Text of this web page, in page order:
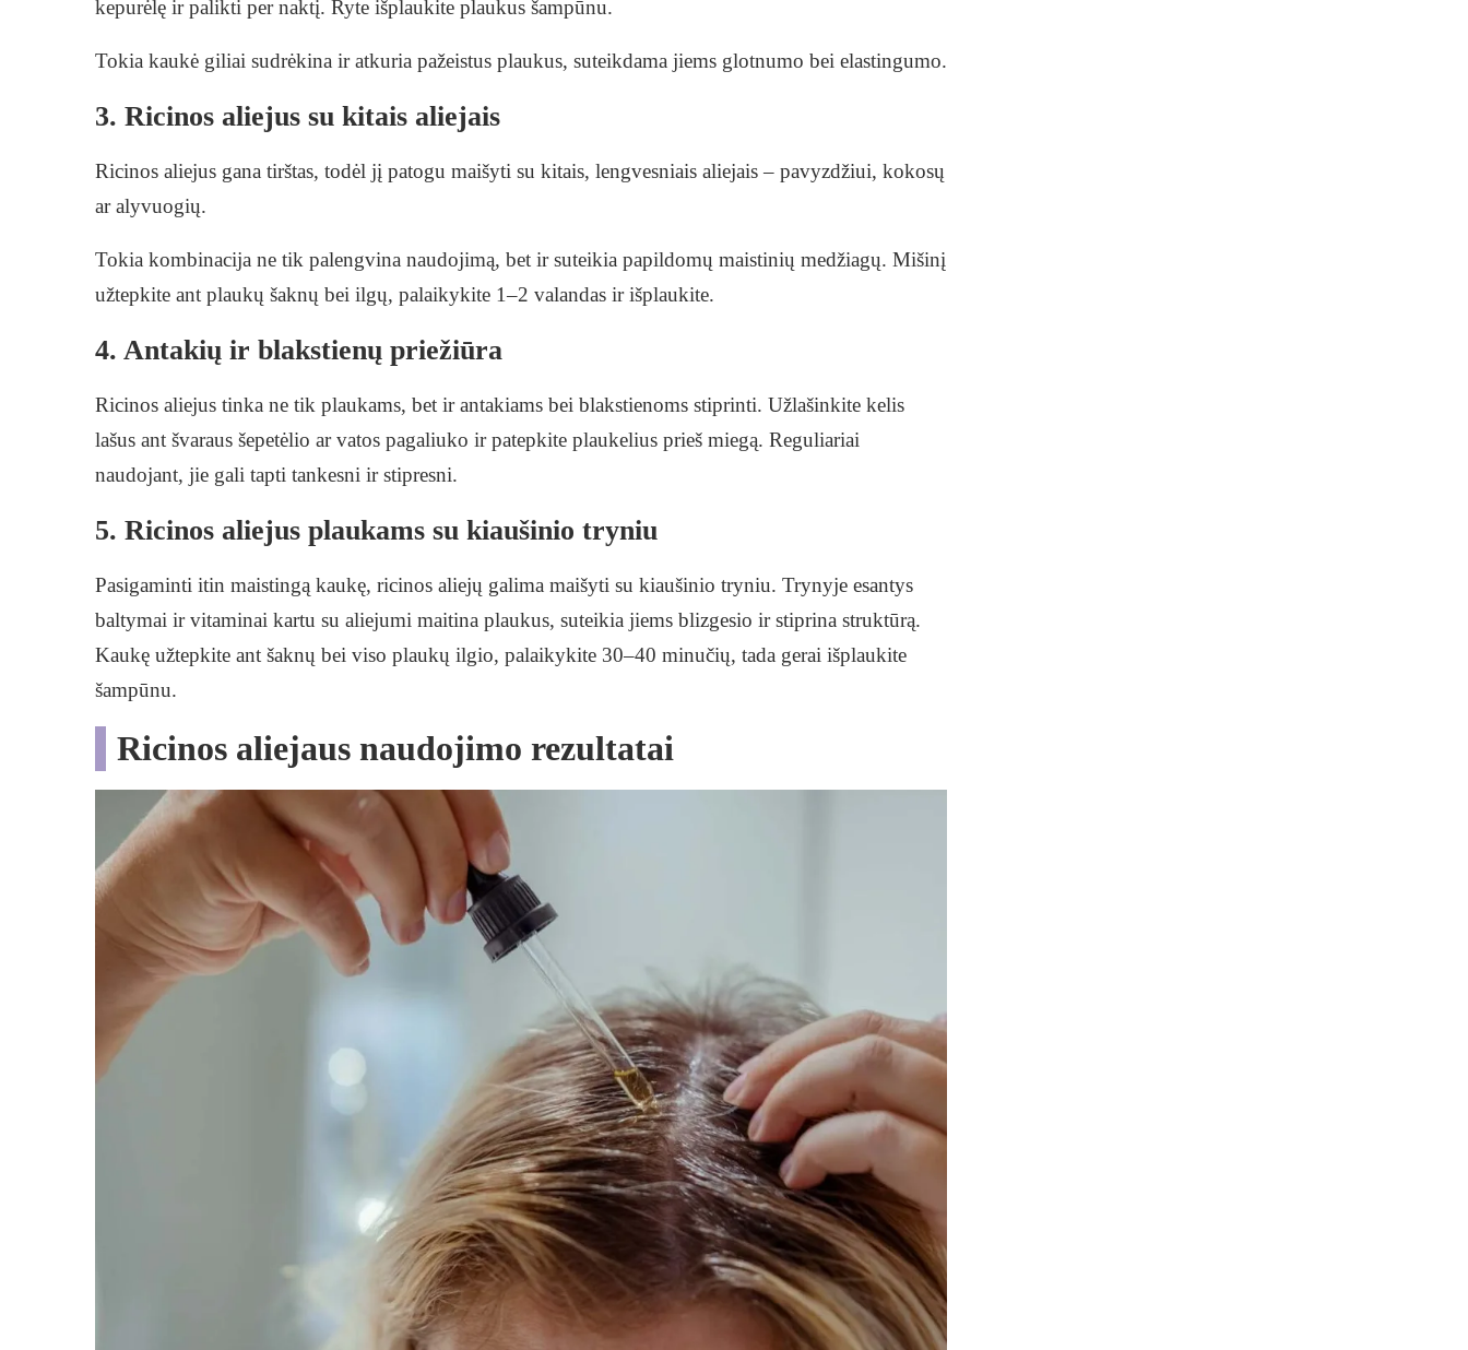
kepurėlę ir palikti per naktį. Ryte išplaukite plaukus šampūnu.
Tokia kaukė giliai sudrėkina ir atkuria pažeistus plaukus, suteikdama jiems glotnumo bei elastingumo.
3. Ricinos aliejus su kitais aliejais
Ricinos aliejus gana tirštas, todėl jį patogu maišyti su kitais, lengvesniais aliejais – pavyzdžiui, kokosų
ar alyvuogių.
Tokia kombinacija ne tik palengvina naudojimą, bet ir suteikia papildomų maistinių medžiagų. Mišinį
užtepkite ant plaukų šaknų bei ilgų, palaikykite 1–2 valandas ir išplaukite.
4. Antakių ir blakstienų priežiūra
Ricinos aliejus tinka ne tik plaukams, bet ir antakiams bei blakstienoms stiprinti. Užlašinkite kelis
lašus ant švaraus šepetėlio ar vatos pagaliuko ir patepkite plaukelius prieš miegą. Reguliariai
naudojant, jie gali tapti tankesni ir stipresni.
5. Ricinos aliejus plaukams su kiaušinio tryniu
Pasigaminti itin maistingą kaukę, ricinos aliejų galima maišyti su kiaušinio tryniu. Trynyje esantys
baltymai ir vitaminai kartu su aliejumi maitina plaukus, suteikia jiems blizgesio ir stiprina struktūrą.
Kaukę užtepkite ant šaknų bei viso plaukų ilgio, palaikykite 30–40 minučių, tada gerai išplaukite
šampūnu.
Ricinos aliejaus naudojimo rezultatai